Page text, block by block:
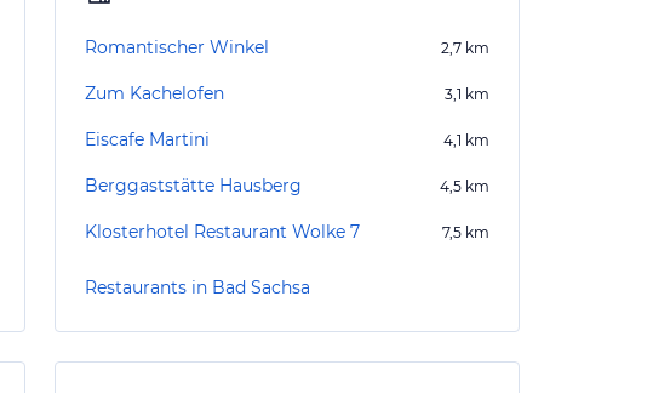
Romantischer Winkel 2,7 km
Zum Kachelofen 3,1 km
Eiscafe Martini 4,1 km
Berggaststätte Hausberg 4,5 km
Klosterhotel Restaurant Wolke 7 7,5 km
Restaurants in Bad Sachsa